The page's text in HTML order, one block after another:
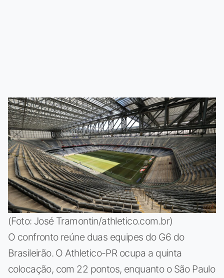
(Foto: José Tramontin/athletico.com.br)
O confronto reúne duas equipes do G6 do
Brasileirão. O Athletico-PR ocupa a quinta
colocação, com 22 pontos, enquanto o São Paulo